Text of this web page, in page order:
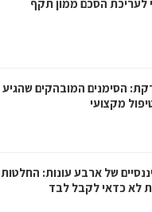
לעריכת הסכם ממון תקף
הסימנים המובהקים שהגיע
מקצועי
של ארבע עונות: החלטות
לא כדאי לקבל לבד